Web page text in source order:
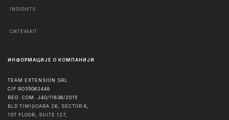
INSIGHTS
СИТЕМАП
ИНФОРМАЦИЈЕ О КОМПАНИЈИ
TEAM EXTENSION SRL
CIF RO35062448
REG. COM. J40/11836/2015
BLD TIMIȘOARA 26, SECTOR 6,
1ST FLOOR, SUITE 127,